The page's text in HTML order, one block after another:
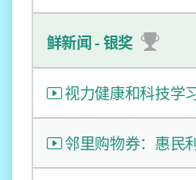
鲜新闻 - 银奖
视力健康和科技学
邻里购物券：惠民